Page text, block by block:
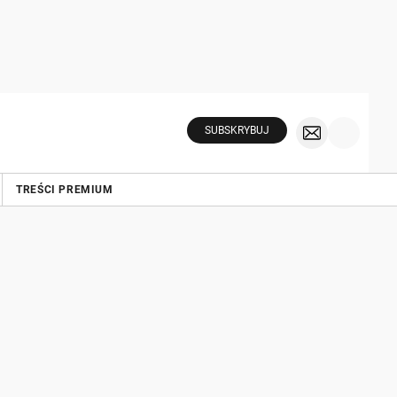
SUBSKRYBUJ
TREŚCI PREMIUM